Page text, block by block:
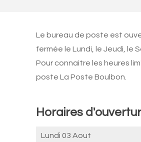
Le bureau de poste est
fermée le Lundi, le Jeudi, le
Pour connaitre les heures
poste La Poste Boulbon.
Horaires
Lundi 03 Aout